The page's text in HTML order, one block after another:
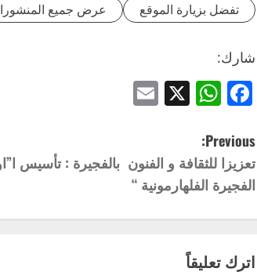
تفضل بزيارة الموقع عرض جميع
شارك:
Facebook
WhatsApp
X
P
o
s
Previous:
تعزيزا للثقافة و الفنون بالفجيرة : تأسيس
الفجيرة الفلهارمونية “
اترك تعليقاً